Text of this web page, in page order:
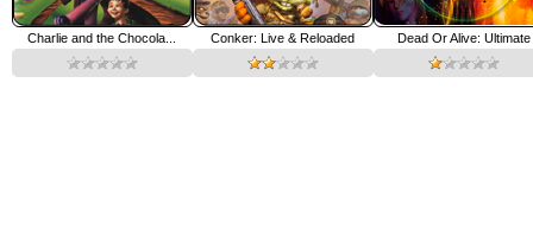
Charlie and the Chocola... Conker: Live & Reloaded Dead Or Alive: Ultimate